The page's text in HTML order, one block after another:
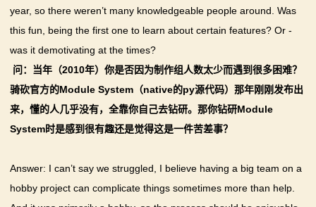
year, so there weren’t many knowledgeable people around. Was
this fun, being the first one to learn about certain features? Or -
was it demotivating at the times?
问：当年（2010年）你是否因为制作组人数太少而遇到很多困难？
骑砍官方的Module System（native的py源代码）那年刚刚发布出
来，懂的人几乎没有，全靠你自己去钻研。那你钻研Module
System时是感到很有趣还是觉得这是一件苦差事？
Answer: I can’t say we struggled, I believe having a big team on a
hobby project can complicate things sometimes more than help.